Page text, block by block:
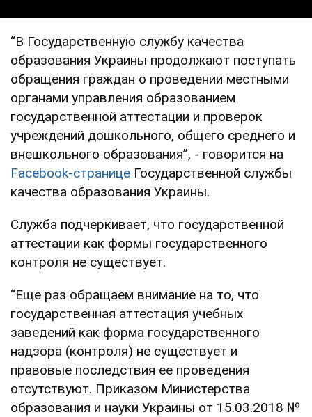
“В Государственную службу качества
образования Украины продолжают поступать
обращения граждан о проведении местными
органами управления образованием
государственной аттестации и проверок
учреждений дошкольного, общего среднего и
внешкольного образования”, - говорится на
Facebook-странице Государственной службы
качества образования Украины.
Служба подчеркивает, что государственной
аттестации как формы государственного
контроля не существует.
“Еще раз обращаем внимание на то, что
государственная аттестация учебных
заведений как форма государственного
надзора (контроля) не существует и
правовые последствия ее проведения
отсутствуют. Приказом Министерства
образования и науки Украины от 15.03.2018 №